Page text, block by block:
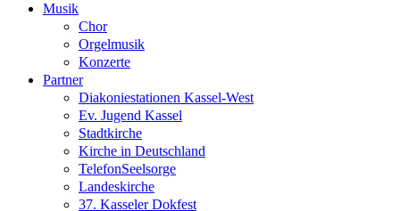
Musik
Chor
Orgelmusik
Konzerte
Partner
Diakoniestationen Kassel-West
Ev. Jugend Kassel
Stadtkirche
Kirche in Deutschland
TelefonSeelsorge
Landeskirche
37. Kasseler Dokfest